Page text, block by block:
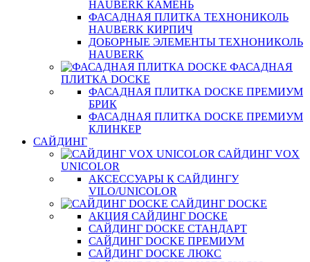
HAUBERK КАМЕНЬ
ФАСАДНАЯ ПЛИТКА ТЕХНОНИКОЛЬ
HAUBERK КИРПИЧ
ДОБОРНЫЕ ЭЛЕМЕНТЫ ТЕХНОНИКОЛЬ
HAUBERK
ФАСАДНАЯ
ПЛИТКА DOCKE
ФАСАДНАЯ ПЛИТКА DOCKE ПРЕМИУМ
БРИК
ФАСАДНАЯ ПЛИТКА DOCKE ПРЕМИУМ
КЛИНКЕР
САЙДИНГ
САЙДИНГ VOX
UNICOLOR
АКСЕССУАРЫ К САЙДИНГУ
VILO/UNICOLOR
САЙДИНГ DOCKE
АКЦИЯ САЙДИНГ DOCKE
САЙДИНГ DOCKE СТАНДАРТ
САЙДИНГ DOCKE ПРЕМИУМ
САЙДИНГ DOCKE ЛЮКС